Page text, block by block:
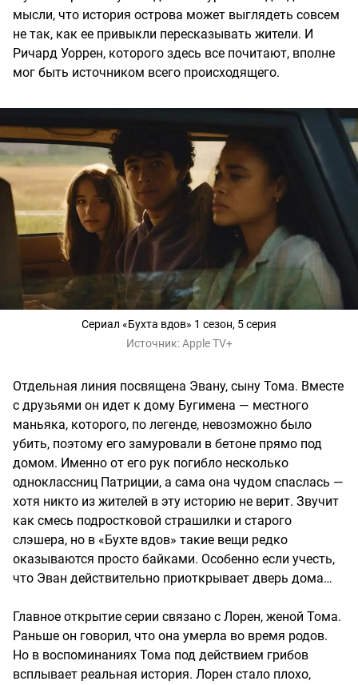
мысли, что история острова может выглядеть совсем
не так, как ее привыкли пересказывать жители. И
Ричард Уоррен, которого здесь все почитают, вполне
мог быть источником всего происходящего.
Сериал «Бухта вдов» 1 сезон, 5 серия
Источник:Apple TV+
Отдельная линия посвящена Эвану, сыну Тома. Вместе
с друзьями он идет к дому Бугимена — местного
маньяка, которого, по легенде, невозможно было
убить, поэтому его замуровали в бетоне прямо под
домом. Именно от его рук погибло несколько
одноклассниц Патриции, а сама она чудом спаслась —
хотя никто из жителей в эту историю не верит. Звучит
как смесь подростковой страшилки и старого
слэшера, но в «Бухте вдов» такие вещи редко
оказываются просто байками. Особенно если учесть,
что Эван действительно приоткрывает дверь дома…
Главное открытие серии связано с Лорен, женой Тома.
Раньше он говорил, что она умерла во время родов.
Но в воспоминаниях Тома под действием грибов
всплывает реальная история. Лорен стало плохо,